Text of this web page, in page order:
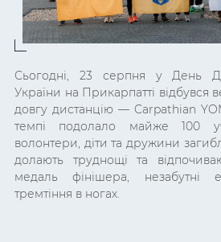
Сьогодні, 23 серпня у День
України на Прикарпатті відбувся
довгу дистанцію — Carpathian
темпі подолало майже 100
волонтери, діти та дружини
долають труднощі та
медаль фінішера, незабутні
тремтіння в ногах.